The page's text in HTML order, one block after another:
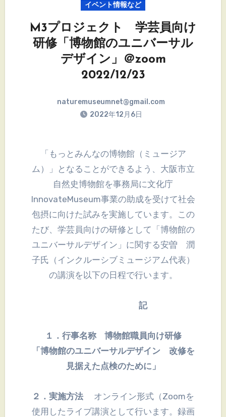
イベント情報など
M3プロジェクト 学芸員向け
研修「博物館のユニバーサル
デザイン」＠zoom
2022/12/23
naturemuseumnet@gmail.com
2022年12月6日
「もっとみんなの博物館（ミュージア
ム）」となることができるよう、大阪市立
自然史博物館を事務局に文化庁
InnovateMuseum事業の助成を受けて社会
包摂に向けた試みを実施しています。この
たび、学芸員向けの研修として「博物館の
ユニバーサルデザイン」に関する安曽 潤
子氏（インクルーシブミュージアム代表）
の講演を以下の日程で行います。
記
１．行事名称 博物館職員向け研修
「博物館のユニバーサルデザイン 改修を
見据えた点検のために」
２．実施方法 オンライン形式（Zoomを
使用したライブ講演として行います。録画